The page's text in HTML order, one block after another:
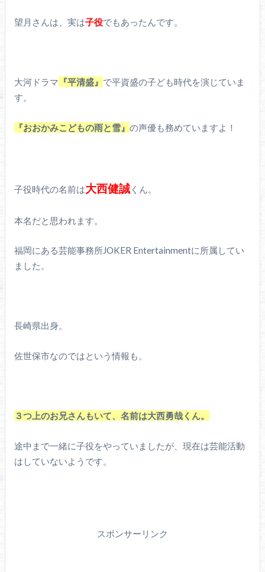
望月さんは、実は子役でもあったんです。
大河ドラマ 『平清盛』 で平資盛の子ども時代を演じていま
す。
『おおかみこどもの雨と雪』 の声優も務めていますよ！
子役時代の名前は大西健誠くん。
本名だと思われます。
福岡にある芸能事務所JOKER Entertainmentに所属してい
ました。
長崎県出身。
佐世保市なのではという情報も。
３つ上のお兄さんもいて、名前は大西勇哉くん。
途中まで一緒に子役をやっていましたが、現在は芸能活動
はしていないようです。
スポンサーリンク